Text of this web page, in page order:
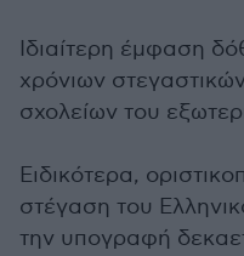
Ιδιαίτερη έμφαση
χρόνιων
σχολείων του
Ειδικότερα,
στέγαση του
την υπογραφή